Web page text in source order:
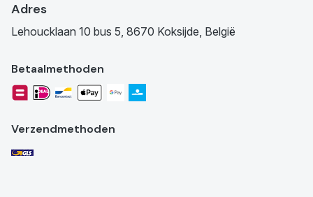
Adres
Lehoucklaan 10 bus 5, 8670 Koksijde, België
Betaalmethoden
Verzendmethoden